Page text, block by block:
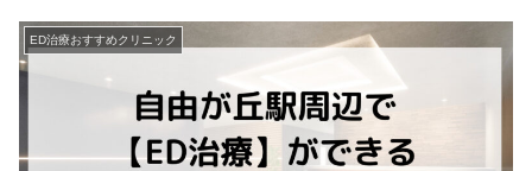
ED治療おすすめクリニック